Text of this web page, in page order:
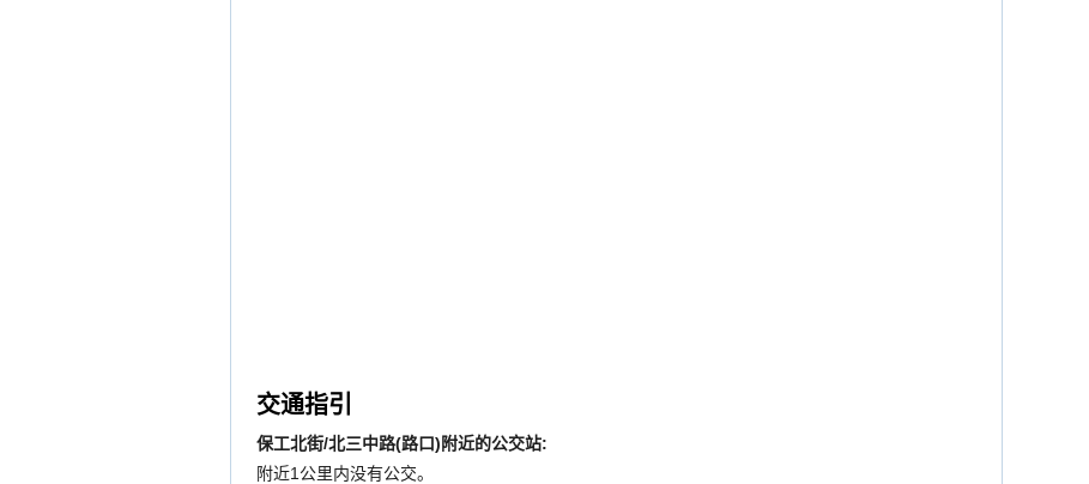
交通指引
保工北街/北三中路(路口)附近的公交站:
附近1公里内没有公交。